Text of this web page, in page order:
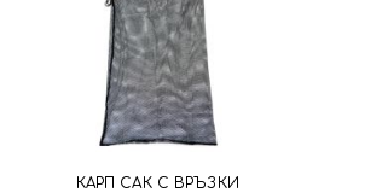
КАРП САК С ВРЪЗКИ